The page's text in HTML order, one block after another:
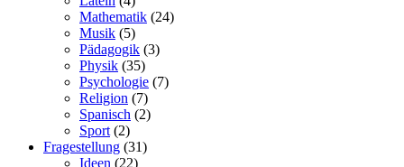
Mathematik (24)
Musik (5)
Pädagogik (3)
Physik (35)
Psychologie (7)
Religion (7)
Spanisch (2)
Sport (2)
Fragestellung (31)
Ideen (22)